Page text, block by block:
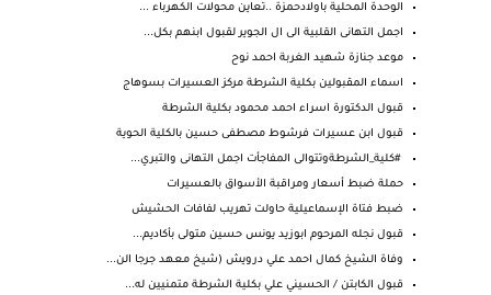
الوحدة المحلية باولادحمزة ..تعاين محولات الكهرباء ...
اجمل التهانى القلبية الى ال الجوير لقبول ابنهم بكل...
موعد جنازة شهيد الغربة احمد نوح
اسماء المقبولين بكلية الشرطة مركز العسيرات بسوهاج
قبول الدكتورة اسراء احمد محمود بكلية الشرطة
قبول ابن عسيرات فرشوط مصطفى حسين بالكلية الحوية
#كلية_الشرطةوتتوالى المفاجأت اجمل التهانى والتبري...
حملة ضبط أسعار ومراقبة الأسواق بالعسيرات
ضبط فتاة الإسماعيلية حاولت تهريب لفافات الحشيش
قبول نجله المرحوم ابوزيد يونس حسين متولى بأكاديم...
وفاة الشيخ كمال احمد علي درويش (شيخ معهد جرجا الن...
قبول الكابتن / الحسيني علي بكلية الشرطة متمنيين له...